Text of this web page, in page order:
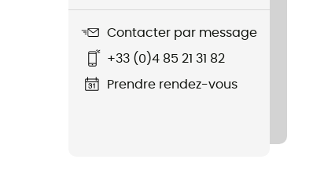
Contacter par message
+33 (0)4 85 21 31 82
Prendre rendez-vous